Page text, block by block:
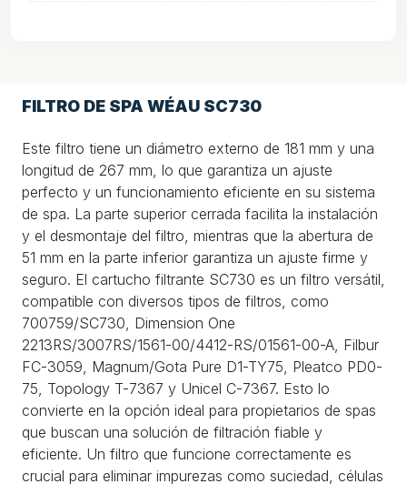
FILTRO DE SPA WÉAU SC730
Este filtro tiene un diámetro externo de 181 mm y una
longitud de 267 mm, lo que garantiza un ajuste
perfecto y un funcionamiento eficiente en su sistema
de spa. La parte superior cerrada facilita la instalación
y el desmontaje del filtro, mientras que la abertura de
51 mm en la parte inferior garantiza un ajuste firme y
seguro. El cartucho filtrante SC730 es un filtro versátil,
compatible con diversos tipos de filtros, como
700759/SC730, Dimension One
2213RS/3007RS/1561-00/4412-RS/01561-00-A, Filbur
FC-3059, Magnum/Gota Pure D1-TY75, Pleatco PD0-
75, Topology T-7367 y Unicel C-7367. Esto lo
convierte en la opción ideal para propietarios de spas
que buscan una solución de filtración fiable y
eficiente. Un filtro que funcione correctamente es
crucial para eliminar impurezas como suciedad, células